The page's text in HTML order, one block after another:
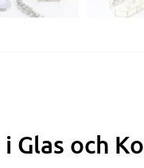
Glas och